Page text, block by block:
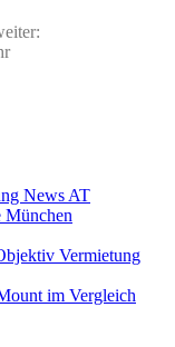
München
im Vergleich